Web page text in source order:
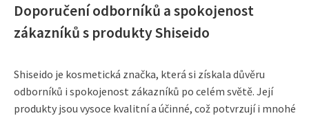
Doporučení odborníků a spokojenost
zákazníků s produkty Shiseido
Shiseido je kosmetická značka, která si získala důvěru
odborníků i spokojenost zákazníků po celém světě. Její
produkty jsou vysoce kvalitní a účinné, což potvrzují i mnohé